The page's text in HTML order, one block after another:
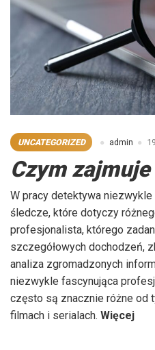
UNCATEGORIZED admin
Czym
W pracy detektywa
śledcze, które dotyczy
profesjonalista, którego
szczegółowych dochodzeń,
analiza zgromadzonych
niezwykle fascynująca
często są znacznie różne od
filmach i serialach. Więcej